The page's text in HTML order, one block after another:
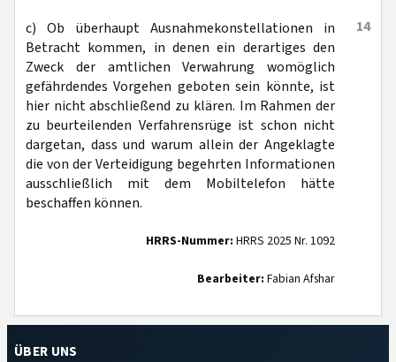
14
c) Ob überhaupt Ausnahmekonstellationen in
Betracht kommen, in denen ein derartiges den
Zweck der amtlichen Verwahrung womöglich
gefährdendes Vorgehen geboten sein könnte, ist
hier nicht abschließend zu klären. Im Rahmen der
zu beurteilenden Verfahrensrüge ist schon nicht
dargetan, dass und warum allein der Angeklagte
die von der Verteidigung begehrten Informationen
ausschließlich mit dem Mobiltelefon hätte
beschaffen können.
HRRS-Nummer: HRRS 2025 Nr. 1092
Bearbeiter: Fabian Afshar
ÜBER UNS